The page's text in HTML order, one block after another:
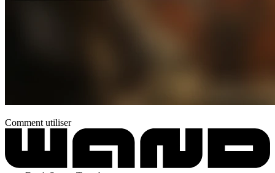
Comment utiliser